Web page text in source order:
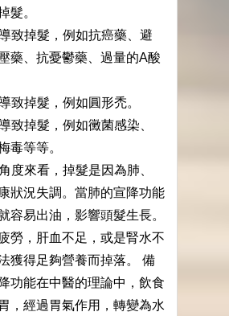
髮。
致掉髮，例如抗癌藥、避
藥、抗憂鬱藥、過量的A酸
致掉髮，例如圓形禿。
致掉髮，例如黴菌感染、
毒等等。
度來看，掉髮是因為肺、
狀況失調。當肺的宣降功能
容易出油，影響頭髮生長。
勞，肝血不足，或是腎水不
獲得足夠營養而掉落。 備
功能在中醫的理論中，飲食
，經過胃氣作用，轉變為水